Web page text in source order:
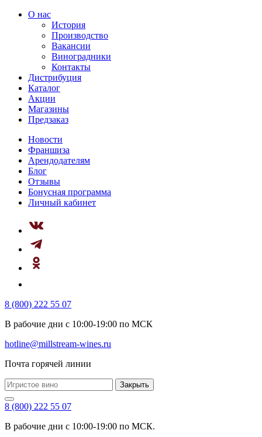
О нас
История
Производство
Вакансии
Виноградники
Контакты
Дистрибуция
Каталог
Акции
Магазины
Предзаказ
Новости
Франшиза
Арендодателям
Блог
Отзывы
Бонусная программа
Личный кабинет
8 (800) 222 55 07
В рабочие дни с 10:00-19:00 по МСК
hotline@millstream-wines.ru
Почта горячей линии
Закрыть
8 (800) 222 55 07
В рабочие дни с 10:00-19:00 по МСК.